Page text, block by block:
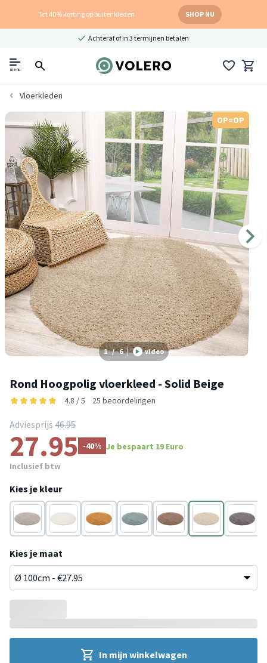
Tot 40% korting op buitenkleden SHOP NU
Achteraf of in 3 termijnen betalen
menu
Vloerkleden
OP=OP
1 / 6 video
Rond Hoogpolig vloerkleed - Solid Beige
4.8 / 5 25 beoordelingen
Adviesprijs 46.95
27.95 -40% Je bespaart 19 Euro
Inclusief btw
Kies je kleur
Grijs Wit Geel Blauw Taupe Crème Grijs
Kies je maat
In mijn winkelwagen